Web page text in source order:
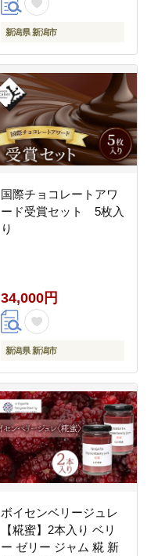
新潟県 新潟市
国際チョコレートアワ
ード受賞セット 5枚入
り
34,000円
新潟県 新潟市
ボイセンベリージュレ
【糀蜜】2本入り ベリ
ー ゼリー ジャム 糀 新